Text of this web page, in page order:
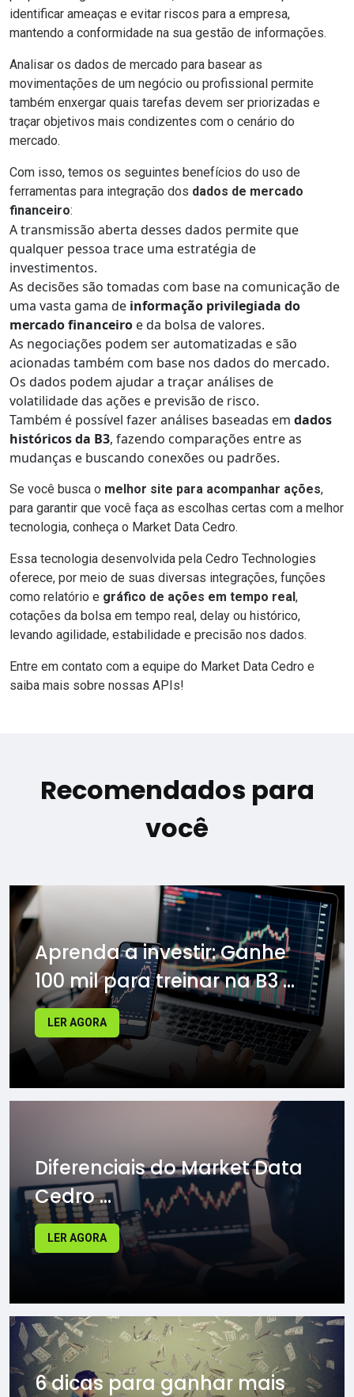
identificar ameaças e evitar riscos para a empresa,
mantendo a conformidade na sua gestão de informações.
Analisar os dados de mercado para basear as
movimentações de um negócio ou profissional permite
também enxergar quais tarefas devem ser priorizadas e
traçar objetivos mais condizentes com o cenário do
mercado.
Com isso, temos os seguintes benefícios do uso de
ferramentas para integração dos dados de mercado
financeiro:
A transmissão aberta desses dados permite que
qualquer pessoa trace uma estratégia de
investimentos.
As decisões são tomadas com base na comunicação de
uma vasta gama de informação privilegiada do
mercado financeiro e da bolsa de valores.
As negociações podem ser automatizadas e são
acionadas também com base nos dados do mercado.
Os dados podem ajudar a traçar análises de
volatilidade das ações e previsão de risco.
Também é possível fazer análises baseadas em dados
históricos da B3, fazendo comparações entre as
mudanças e buscando conexões ou padrões.
Se você busca o melhor site para acompanhar ações,
para garantir que você faça as escolhas certas com a melhor
tecnologia, conheça o Market Data Cedro.
Essa tecnologia desenvolvida pela Cedro Technologies
oferece, por meio de suas diversas integrações, funções
como relatório e gráfico de ações em tempo real,
cotações da bolsa em tempo real, delay ou histórico,
levando agilidade, estabilidade e precisão nos dados.
Entre em contato com a equipe do Market Data Cedro e
saiba mais sobre nossas APIs!
Recomendados para
você
Aprenda a investir: Ganhe
100 mil para treinar na B3 ...
LER AGORA
Diferenciais do Market Data
Cedro ...
LER AGORA
6 dicas para ganhar mais